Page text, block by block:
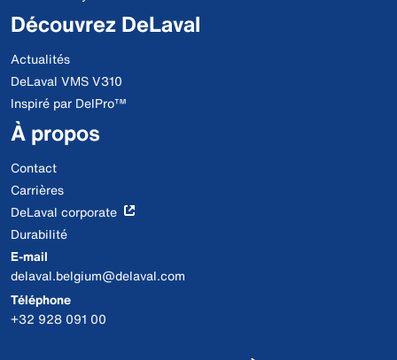
Découvrez DeLaval
Actualités
DeLaval VMS V310
Inspiré par DelPro™
À propos
Contact
Carrières
DeLaval corporate
Durabilité
E-mail
delaval.belgium@delaval.com
Téléphone
+32 928 091 00